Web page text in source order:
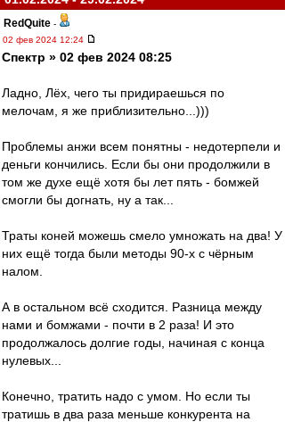
RedQuite -
02 фев 2024 12:24
Спектр » 02 фев 2024 08:25
Ладно, Лёх, чего ты придираешься по
мелочам, я же приблизительно...)))
Проблемы анжи всем понятны - недотерпели и
деньги кончились. Если бы они продолжили в
том же духе ещё хотя бы лет пять - бомжей
смогли бы догнать, ну а так...
Траты коней можешь смело умножать на два! У
них ещё тогда были методы 90-х с чёрным
налом.
А в остальном всё сходится. Разница между
нами и бомжами - почти в 2 раза! И это
продолжалось долгие годы, начиная с конца
нулевых...
Конечно, тратить надо с умом. Но если ты
тратишь в два раза меньше конкурента на